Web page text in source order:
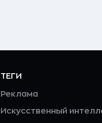
ТЕГИ
Реклама
Искусственный